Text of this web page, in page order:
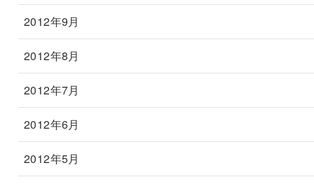
2012年9月
2012年8月
2012年7月
2012年6月
2012年5月